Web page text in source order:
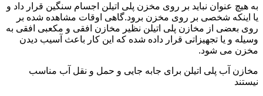
به هیچ عنوان نباید بر روی مخزن پلی اتیلن اجسام سنگین قرار داد و
یا اینکه شخصی بر روی مخزن برود.گاهی اوقات مشاهده شده بر
روی بعضی از مخازن پلی اتیلن نظیر مخازن افقی و مکعبی افقی به
وسیله و یا تجهیزاتی قرار داده شده که این کار باعث آسیب دیدن
مخزن می شود.
مخازن آب پلی اتیلن برای جابه جایی و حمل و نقل آب مناسب
نیستند